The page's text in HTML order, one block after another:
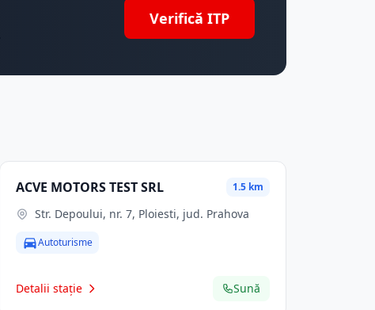
Verifică ITP
ACVE MOTORS TEST SRL 1.5 km
Str. Depoului, nr. 7, Ploiesti, jud. Prahova
Autoturisme
Detalii stație Sună